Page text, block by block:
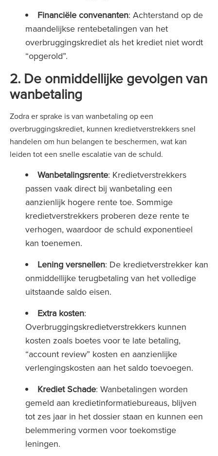
Financiële convenanten: Achterstand op de
maandelijkse rentebetalingen van het
overbruggingskrediet als het krediet niet wordt
“opgerold”.
2. De onmiddellijke gevolgen van
wanbetaling
Zodra er sprake is van wanbetaling op een
overbruggingskrediet, kunnen kredietverstrekkers snel
handelen om hun belangen te beschermen, wat kan
leiden tot een snelle escalatie van de schuld.
Wanbetalingsrente: Kredietverstrekkers
passen vaak direct bij wanbetaling een
aanzienlijk hogere rente toe. Sommige
kredietverstrekkers proberen deze rente te
verhogen, waardoor de schuld exponentieel
kan toenemen.
Lening versnellen: De kredietverstrekker kan
onmiddellijke terugbetaling van het volledige
uitstaande saldo eisen.
Extra kosten:
Overbruggingskredietverstrekkers kunnen
kosten zoals boetes voor te late betaling,
“account review” kosten en aanzienlijke
verlengingskosten aan het saldo toevoegen.
Krediet Schade: Wanbetalingen worden
gemeld aan kredietinformatiebureaus, blijven
tot zes jaar in het dossier staan en kunnen een
belemmering vormen voor toekomstige
leningen.